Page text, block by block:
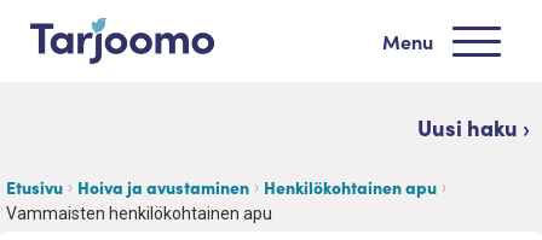
Siirry sisältöön
Menu
Uusi haku ›
Etusivu Hoiva ja avustaminen Henkilökohtainen apu
Vammaisten henkilökohtainen apu